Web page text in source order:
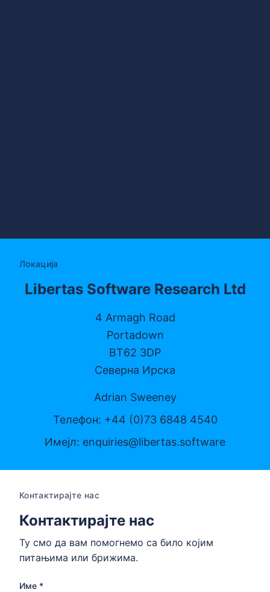
Локација
Libertas Software Research Ltd
4 Armagh Road
Portadown
BT62 3DP
Северна Ирска
Adrian Sweeney
Телефон: +44 (0)73 6848 4540
Имејл: enquiries@libertas.software
Контактирајте нас
Контактирајте нас
Ту смо да вам помогнемо са било којим
питањима или брижима.
Име *